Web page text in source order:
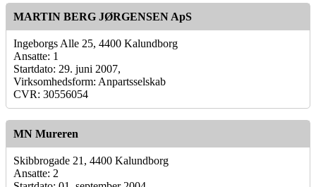
MARTIN BERG JØRGENSEN ApS
Ingeborgs Alle 25, 4400 Kalundborg
Ansatte: 1
Startdato: 29. juni 2007,
Virksomhedsform: Anpartsselskab
CVR: 30556054
MN Mureren
Skibbrogade 21, 4400 Kalundborg
Ansatte: 2